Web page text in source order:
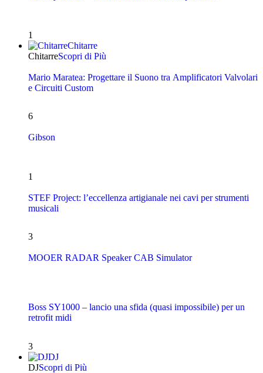
1
Chitarre
ChitarreScopri di Più
Mario Maratea: Progettare il Suono tra Amplificatori Valvolari
e Circuiti Custom
6
Gibson
1
STEF Project: l’eccellenza artigianale nei cavi per strumenti
musicali
3
MOOER RADAR Speaker CAB Simulator
Boss SY1000 – lancio una sfida (quasi impossibile) per un
retrofit midi
3
DJ
DJScopri di Più